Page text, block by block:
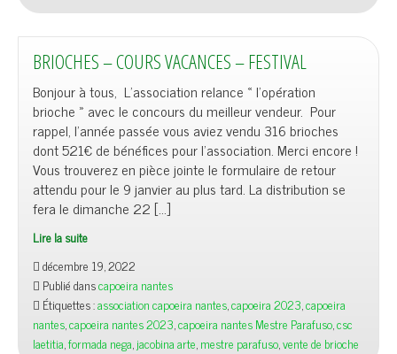
BRIOCHES – COURS VACANCES – FESTIVAL
Bonjour à tous, L’association relance « l’opération
brioche » avec le concours du meilleur vendeur. Pour
rappel, l’année passée vous aviez vendu 316 brioches
dont 521€ de bénéfices pour l’association. Merci encore !
Vous trouverez en pièce jointe le formulaire de retour
attendu pour le 9 janvier au plus tard. La distribution se
fera le dimanche 22 […]
Lire la suite
décembre 19, 2022
Publié danscapoeira nantes
Étiquettes :association capoeira nantes,capoeira 2023,capoeira
nantes,capoeira nantes 2023,capoeira nantes Mestre Parafuso,csc
laetitia,formada nega,jacobina arte,mestre parafuso,vente de brioche